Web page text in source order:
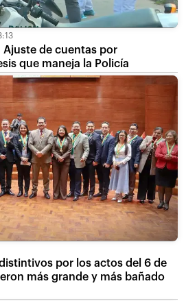
Ajuste de cuentas por
que maneja la Policía
por los actos del 6 de
más grande y más bañado